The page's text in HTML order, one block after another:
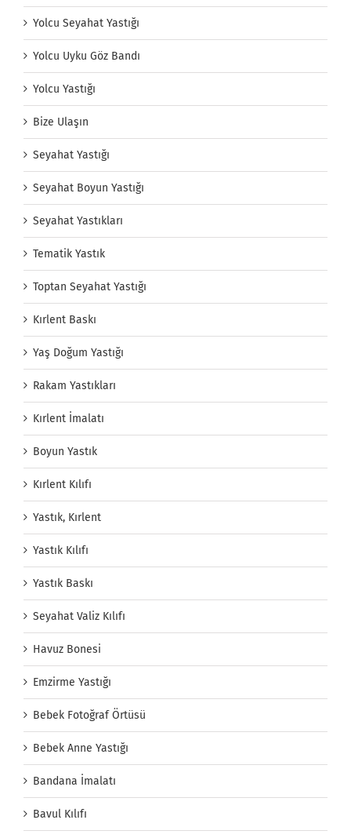
Yolcu Seyahat Yastığı
Yolcu Uyku Göz Bandı
Yolcu Yastığı
Bize Ulaşın
Seyahat Yastığı
Seyahat Boyun Yastığı
Seyahat Yastıkları
Tematik Yastık
Toptan Seyahat Yastığı
Kırlent Baskı
Yaş Doğum Yastığı
Rakam Yastıkları
Kırlent İmalatı
Boyun Yastık
Kırlent Kılıfı
Yastık, Kırlent
Yastık Kılıfı
Yastık Baskı
Seyahat Valiz Kılıfı
Havuz Bonesi
Emzirme Yastığı
Bebek Fotoğraf Örtüsü
Bebek Anne Yastığı
Bandana İmalatı
Bavul Kılıfı